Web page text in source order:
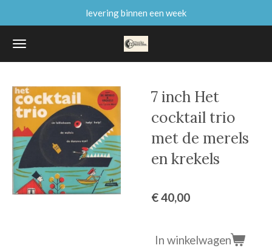
naar
de
levering binnen een week
7 inch Het
cocktail trio
met de merels
en krekels
€ 40,00
In winkelwagen